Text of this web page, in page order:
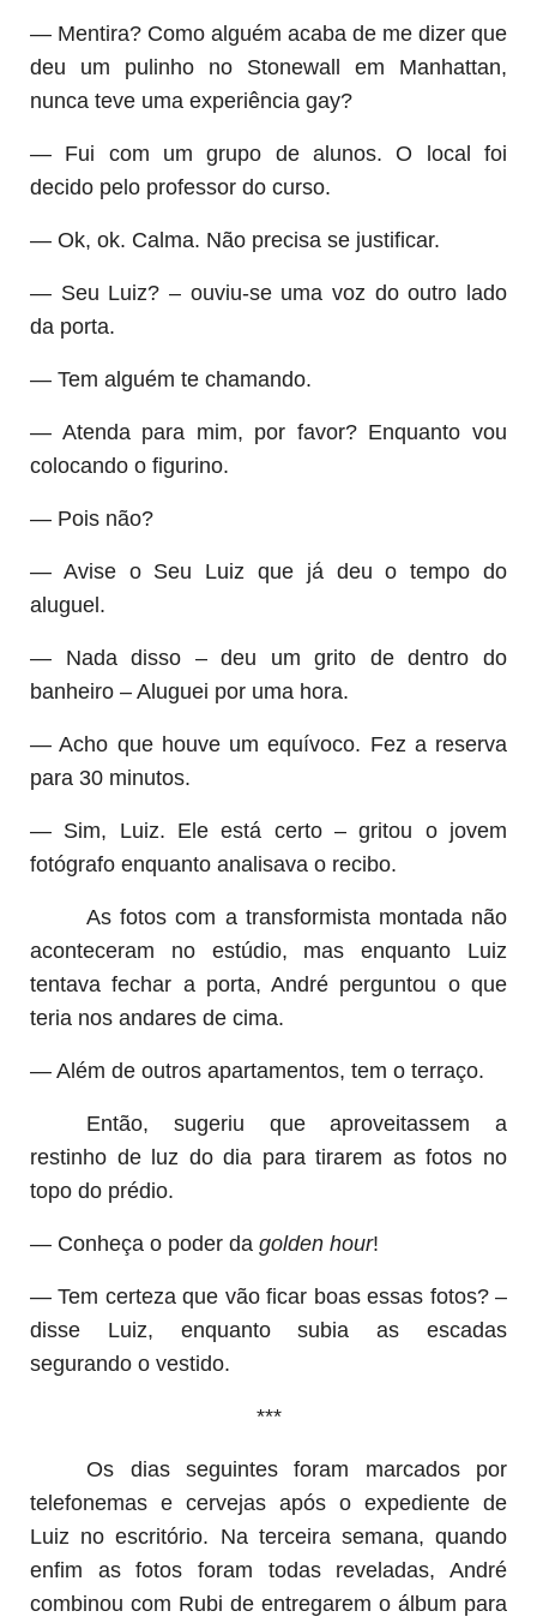
— Mentira? Como alguém acaba de me dizer que
deu um pulinho no Stonewall em Manhattan,
nunca teve uma experiência gay?
— Fui com um grupo de alunos. O local foi
decido pelo professor do curso.
— Ok, ok. Calma. Não precisa se justificar.
— Seu Luiz? – ouviu-se uma voz do outro lado
da porta.
— Tem alguém te chamando.
— Atenda para mim, por favor? Enquanto vou
colocando o figurino.
— Pois não?
— Avise o Seu Luiz que já deu o tempo do
aluguel.
— Nada disso – deu um grito de dentro do
banheiro – Aluguei por uma hora.
— Acho que houve um equívoco. Fez a reserva
para 30 minutos.
— Sim, Luiz. Ele está certo – gritou o jovem
fotógrafo enquanto analisava o recibo.
As fotos com a transformista montada não
aconteceram no estúdio, mas enquanto Luiz
tentava fechar a porta, André perguntou o que
teria nos andares de cima.
— Além de outros apartamentos, tem o terraço.
Então, sugeriu que aproveitassem a
restinho de luz do dia para tirarem as fotos no
topo do prédio.
— Conheça o poder da golden hour!
— Tem certeza que vão ficar boas essas fotos? –
disse Luiz, enquanto subia as escadas
segurando o vestido.
***
Os dias seguintes foram marcados por
telefonemas e cervejas após o expediente de
Luiz no escritório. Na terceira semana, quando
enfim as fotos foram todas reveladas, André
combinou com Rubi de entregarem o álbum para